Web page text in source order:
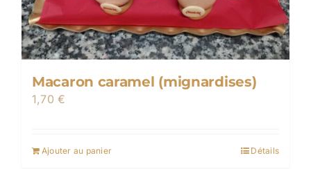
Macaron caramel (mignardises)
1,70€
Ajouter au panier Détails